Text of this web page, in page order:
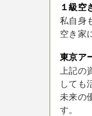
１級空
私自身
空き家
東京ア
上記
しても
未来の
す。